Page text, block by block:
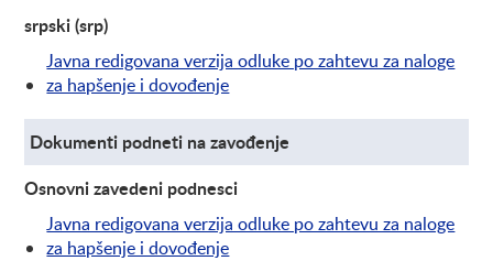
srpski (srp)
Javna redigovana verzija odluke po zahtevu za naloge
za hapšenje i dovođenje
Dokumenti podneti na zavođenje
Osnovni zavedeni podnesci
Javna redigovana verzija odluke po zahtevu za naloge
za hapšenje i dovođenje